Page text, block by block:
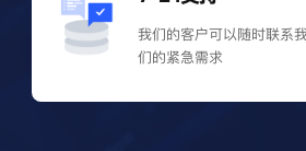
我们的客户可以随时联系
们的紧急需求